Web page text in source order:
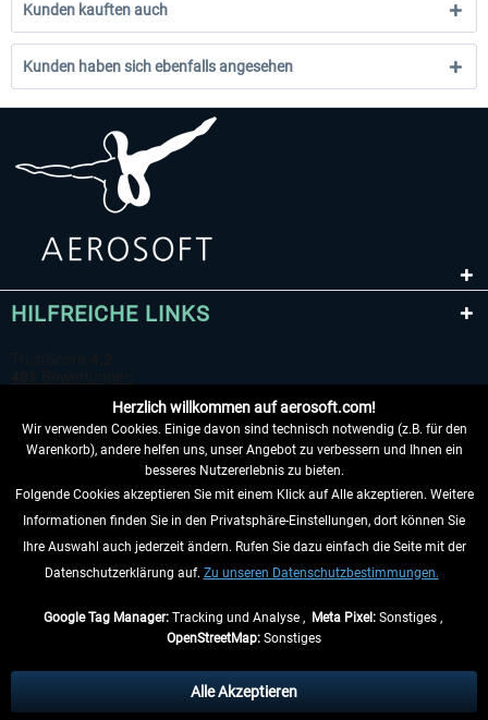
Kunden kauften auch
Kunden haben sich ebenfalls angesehen
HILFREICHE LINKS
VERTRAG WIDERRUFEN
INFORMATIONEN
anders beschrieben.
** Gilt für Lieferungen innerhalb Deutschlands, Lieferzeiten für andere Länder
Herzlich willkommen auf aerosoft.com!
Wir verwenden Cookies. Einige davon sind technisch notwendig (z.B. für den
Warenkorb), andere helfen uns, unser Angebot zu verbessern und Ihnen ein
besseres Nutzererlebnis zu bieten.
Folgende Cookies akzeptieren Sie mit einem Klick auf Alle akzeptieren. Weitere
Informationen finden Sie in den Privatsphäre-Einstellungen, dort können Sie
Ihre Auswahl auch jederzeit ändern. Rufen Sie dazu einfach die Seite mit der
Datenschutzerklärung auf. Zu unseren Datenschutzbestimmungen.
Google Tag Manager:Tracking und Analyse , Meta Pixel:Sonstiges ,
OpenStreetMap: Sonstiges
Alle Akzeptieren